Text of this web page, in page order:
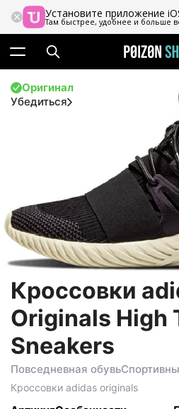
Установите приложение
Там быстрее, удобнее и больше
Оригинал
Убедиться
Кроссовки
Originals High
Sneakers
Повседневная обувь
Кроссовки adidas originals